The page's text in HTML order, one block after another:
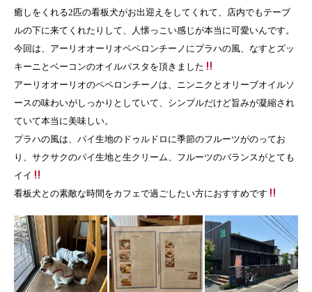
癒しをくれる2匹の看板犬がお出迎えをしてくれて、店内でもテーブ
ルの下に来てくれたりして、人懐っこい感じが本当に可愛いんです。
今回は、アーリオオーリオペペロンチーノにプラハの風、なすとズッ
キーニとベーコンのオイルパスタを頂きました
アーリオオーリオのペペロンチーノは、ニンニクとオリーブオイルソ
ースの味わいがしっかりとしていて、シンプルだけど旨みが凝縮され
ていて本当に美味しい。
プラハの風は、パイ生地のドゥルドロに季節のフルーツがのってお
り、サクサクのパイ生地と生クリーム、フルーツのバランスがとても
イイ
看板犬との素敵な時間をカフェで過ごしたい方におすすめです